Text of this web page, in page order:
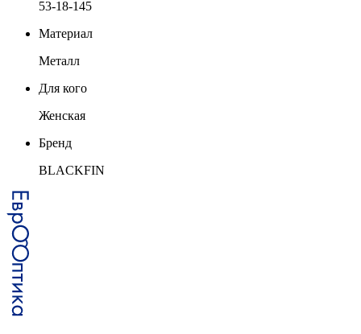
53-18-145
Материал
Металл
Для кого
Женская
Бренд
BLACKFIN